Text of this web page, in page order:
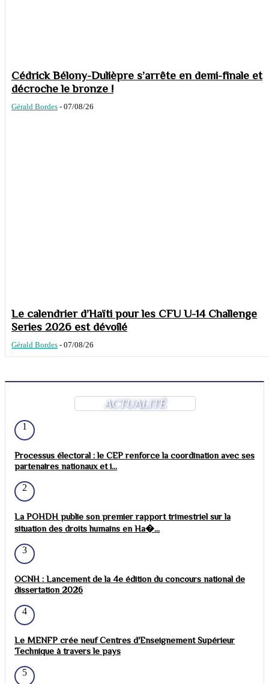
Cédrick Bélony-Dulièpre s’arrête en demi-finale et
décroche le bronze !
Gérald Bordes - 07/08/26
Le calendrier d’Haïti pour les CFU U-14 Challenge
Series 2026 est dévoilé
Gérald Bordes - 07/08/26
ACTUALITÉ
1
Processus électoral : le CEP renforce la coordination avec ses
partenaires nationaux et i...
2
La POHDH publie son premier rapport trimestriel sur la
situation des droits humains en Ha�...
3
OCNH : Lancement de la 4e édition du concours national de
dissertation 2026
4
Le MENFP crée neuf Centres d'Enseignement Supérieur
Technique à travers le pays
5